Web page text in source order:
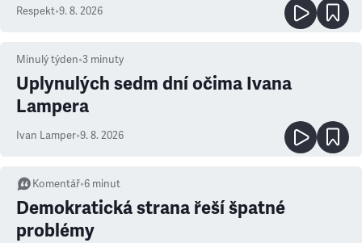
Respekt•9. 8. 2026
Minulý týden•3 minuty
Uplynulých sedm dní očima Ivana
Lampera
Ivan Lamper•9. 8. 2026
Komentář•6 minut
Demokratická strana řeší špatné
problémy